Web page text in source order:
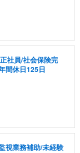
社員/社会保険完
間休日125日
視業務補助/未経験